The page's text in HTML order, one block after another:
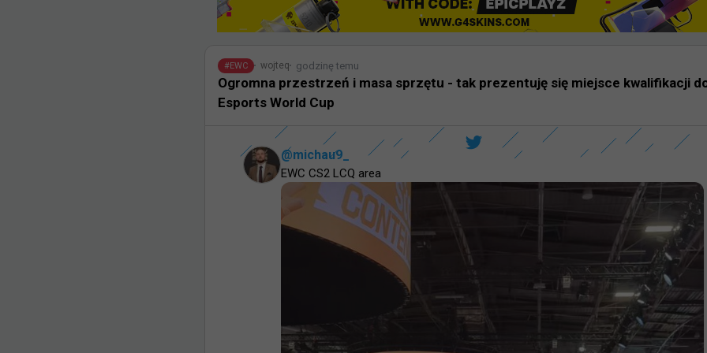
#EWC wojteq godzinę temu
Ogromna przestrzeń i masa sprzętu - tak prezentuję się miejsce kwalifikacji
Esports World Cup
@michau9_
EWC CS2 LCQ area